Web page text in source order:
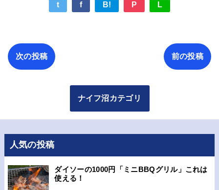
t f B! P L
次の投稿 前の投稿
ナイフ沼カテゴリ
人気の投稿
ダイソーの1000円「ミニBBQグリル」これは
使える！